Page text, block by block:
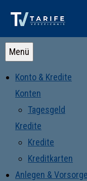
Menü
Konto & Kredite
Konten
Tagesgeld
Kredite
Kredite
Kreditkarten
Anlegen & Vorsorge